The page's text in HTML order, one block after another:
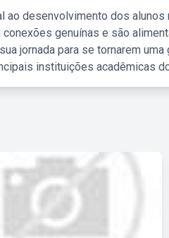
ao desenvolvimento dos
genuínas e são
jornada para se tornarem
instituições acadêmicas